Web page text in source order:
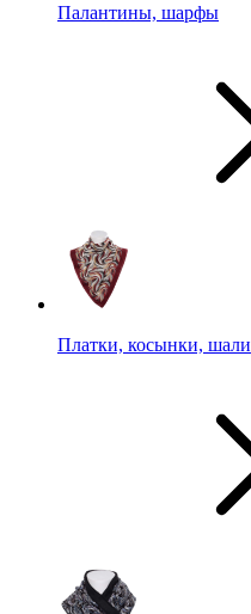
Палантины, шарфы
Платки, косынки, шали